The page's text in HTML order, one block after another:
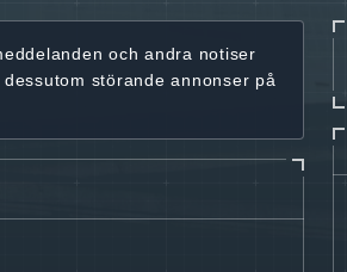
och andra notiser
störande annonser på